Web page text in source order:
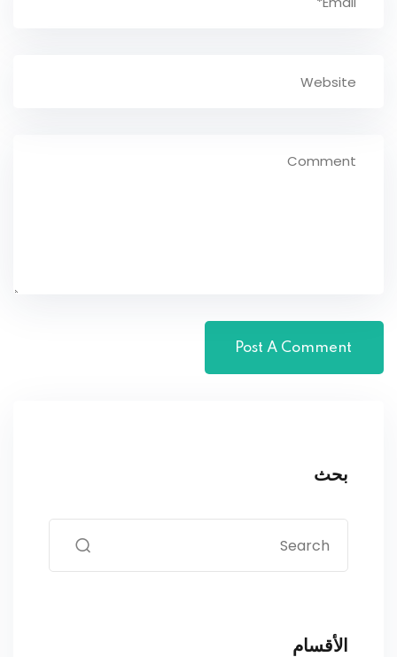
بحث
الأقسام